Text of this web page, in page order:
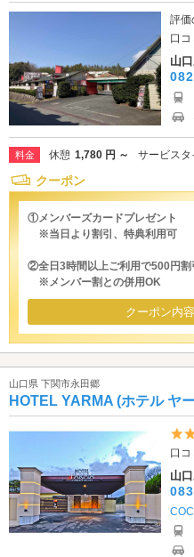
評価
口
山
料金 休憩 1,780 円 ～ サービスタ
クーポン
①メンバーズカードプレゼント
※当日より割引、特典利用可
②全日3時間以上ご利用で500円割
※メンバー割との併用OK
クーポン内
山口県 下関市永田郷
HOTEL YARMA (ホテル ヤ
口
山